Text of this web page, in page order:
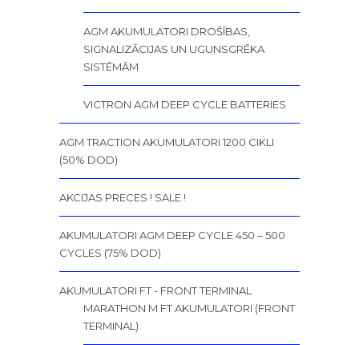
AGM AKUMULATORI DROŠĪBAS,
SIGNALIZĀCIJAS UN UGUNSGRĒKA
SISTĒMĀM
VICTRON AGM DEEP CYCLE BATTERIES
AGM TRACTION AKUMULATORI 1200 CIKLI
(50% DOD)
AKCIJAS PRECES ! SALE !
AKUMULATORI AGM DEEP CYCLE 450 – 500
CYCLES (75% DOD)
AKUMULATORI FT - FRONT TERMINAL
MARATHON M FT AKUMULATORI (FRONT
TERMINAL)